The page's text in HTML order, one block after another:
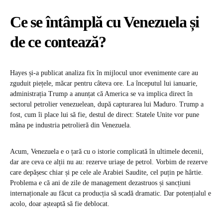
Ce se întâmplă cu Venezuela și
de ce contează?
Hayes și-a publicat analiza fix în mijlocul unor evenimente care au
zguduit piețele, măcar pentru câteva ore. La începutul lui ianuarie,
administrația Trump a anunțat că America se va implica direct în
sectorul petrolier venezuelean, după capturarea lui Maduro. Trump a
fost, cum îi place lui să fie, destul de direct: Statele Unite vor pune
mâna pe industria petrolieră din Venezuela.
Acum, Venezuela e o țară cu o istorie complicată în ultimele decenii,
dar are ceva ce alții nu au: rezerve uriașe de petrol. Vorbim de rezerve
care depășesc chiar și pe cele ale Arabiei Saudite, cel puțin pe hârtie.
Problema e că ani de zile de management dezastruos și sancțiuni
internaționale au făcut ca producția să scadă dramatic. Dar potențialul e
acolo, doar așteaptă să fie deblocat.